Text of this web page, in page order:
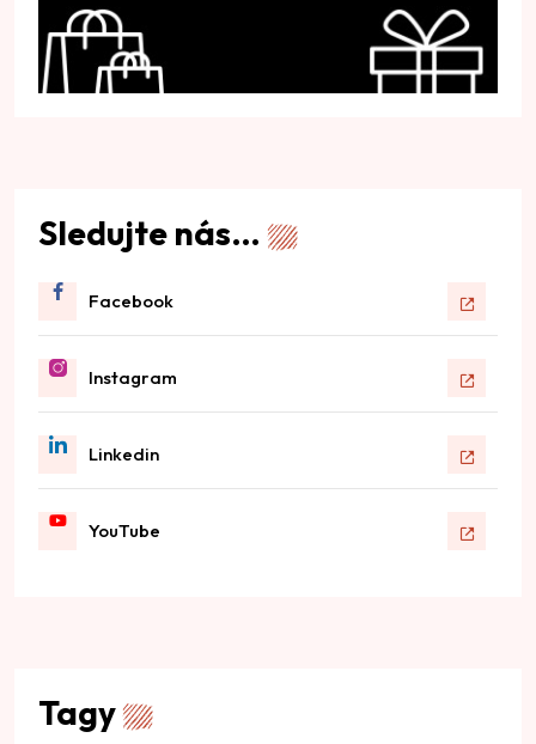
Sledujte nás…
Facebook
Instagram
Linkedin
YouTube
Tagy